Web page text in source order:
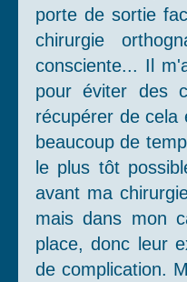
porte de sortie
chirurgie
consciente... Il
pour éviter des
récupérer de cela
beaucoup de
le plus tôt
avant ma
mais dans mon
place, donc leur
de complication.